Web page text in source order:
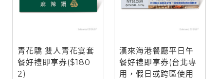
青花驕 雙人青花宴套
餐好禮即享券($180
2)
漢來海港餐廳平日午
餐好禮即享券(台北專
用，假日或跨區使用